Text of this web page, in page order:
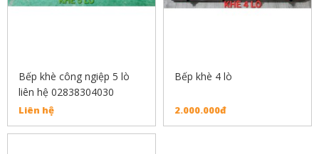
Bếp khè công ngiệp 5 lò
liên hệ 02838304030
Liên hệ
Bếp khè 4 lò
2.000.000đ